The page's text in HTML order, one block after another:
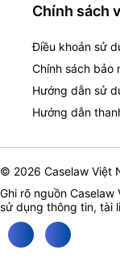
Chính sách
Điều khoản sử
Chính sách bảo
Hướng dẫn sử
Hướng dẫn
© 2026 Caselaw Việt
Ghi rõ nguồn Caselaw
sử dụng thông tin, tài